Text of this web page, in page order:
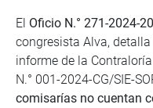
El Oficio N.° 271-2024-
congresista Alva,
informe de la
N.° 001-2024-CG/SIE-
comisarías no cuentan